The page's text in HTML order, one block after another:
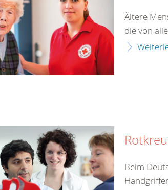
Ältere
die von
Beim